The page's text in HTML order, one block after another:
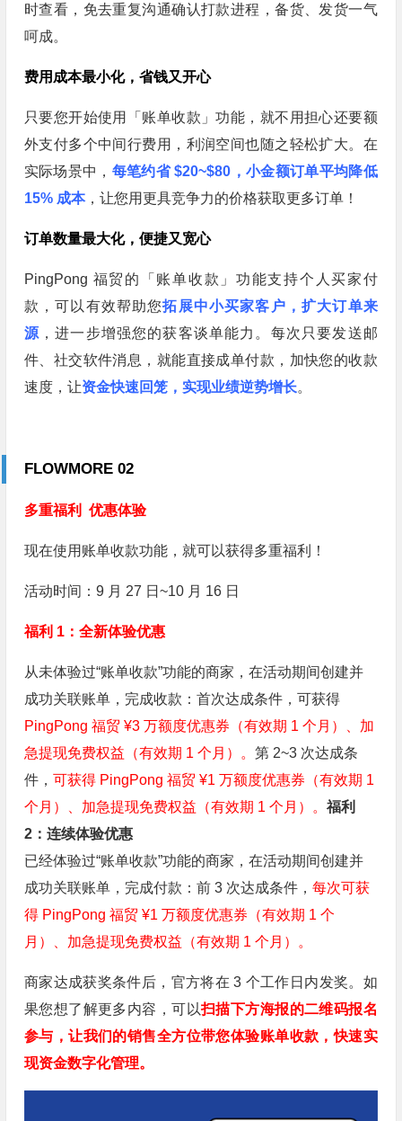
时查看，免去重复沟通确认打款进程，备货、发货一气
呵成。
费用成本最小化，省钱又开心
只要您开始使用「账单收款」功能，就不用担心还要额
外支付多个中间行费用，利润空间也随之轻松扩大。在
实际场景中， 每笔约省 $20~$80，小金额订单平均降低
15% 成本，让您用更具竞争力的价格获取更多订单！
订单数量最大化，便捷又宽心
PingPong 福贸的「账单收款」功能支持个人买家付
款，可以有效帮助您拓展中小买家客户，扩大订单来
源 ，进一步增强您的获客谈单能力。每次只要发送邮
件、社交软件消息，就能直接成单付款，加快您的收款
速度，让资金快速回笼，实现业绩逆势增长。
FLOWMORE 02
多重福利 优惠体验
现在使用账单收款功能，就可以获得多重福利！
活动时间：9 月 27 日~10 月 16 日
福利 1：全新体验优惠
从未体验过“账单收款”功能的商家，在活动期间创建并
成功关联账单，完成收款：首次达成条件，可获得
PingPong 福贸 ¥3 万额度优惠券（有效期 1 个月）、加
急提现免费权益（有效期 1 个月）。 第 2~3 次达成条
件， 可获得 PingPong 福贸 ¥1 万额度优惠券（有效期 1
个月）、加急提现免费权益（有效期 1 个月）。 福利
2：连续体验优惠
已经体验过“账单收款”功能的商家，在活动期间创建并
成功关联账单，完成付款：前 3 次达成条件， 每次可获
得 PingPong 福贸 ¥1 万额度优惠券（有效期 1 个
月）、加急提现免费权益（有效期 1 个月）。
商家达成获奖条件后，官方将在 3 个工作日内发奖。如
果您想了解更多内容，可以扫描下方海报的二维码报名
参与 ，让我们的销售全方位带您体验账单收款，快速实
现资金数字化管理。